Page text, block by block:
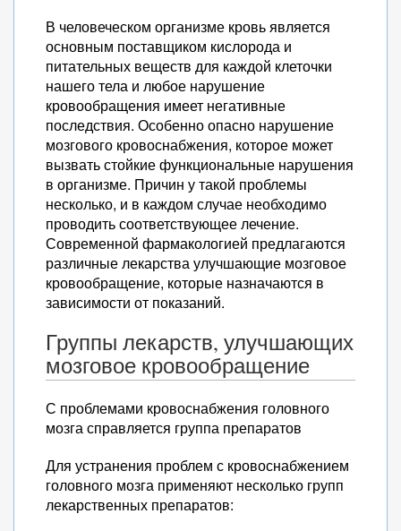
В человеческом организме кровь является
основным поставщиком кислорода и
питательных веществ для каждой клеточки
нашего тела и любое нарушение
кровообращения имеет негативные
последствия. Особенно опасно нарушение
мозгового кровоснабжения, которое может
вызвать стойкие функциональные нарушения
в организме. Причин у такой проблемы
несколько, и в каждом случае необходимо
проводить соответствующее лечение.
Современной фармакологией предлагаются
различные лекарства улучшающие мозговое
кровообращение, которые назначаются в
зависимости от показаний.
Группы лекарств, улучшающих
мозговое кровообращение
С проблемами кровоснабжения головного
мозга справляется группа препаратов
Для устранения проблем с кровоснабжением
головного мозга применяют несколько групп
лекарственных препаратов: